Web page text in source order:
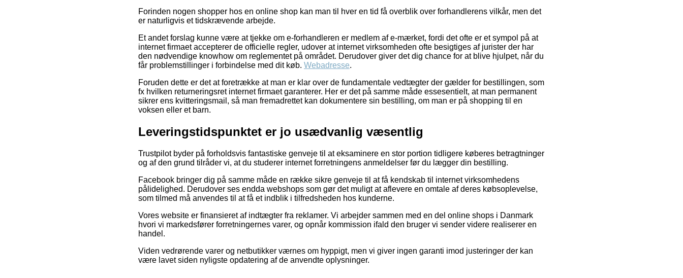
Forinden nogen shopper hos en online shop kan man til hver en tid få overblik over forhandlerens vilkår, men det
er naturligvis et tidskrævende arbejde.
Et andet forslag kunne være at tjekke om e-forhandleren er medlem af e-mærket, fordi det ofte er et sympol på at
internet firmaet accepterer de officielle regler, udover at internet virksomheden ofte besigtiges af jurister der har
den nødvendige knowhow om reglementet på området. Derudover giver det dig chance for at blive hjulpet, når du
får problemstillinger i forbindelse med dit køb. Webadresse.
Foruden dette er det at foretrække at man er klar over de fundamentale vedtægter der gælder for bestillingen, som
fx hvilken returneringsret internet firmaet garanterer. Her er det på samme måde essesentielt, at man permanent
sikrer ens kvitteringsmail, så man fremadrettet kan dokumentere sin bestilling, om man er på shopping til en
voksen eller et barn.
Leveringstidspunktet er jo usædvanlig væsentlig
Trustpilot byder på forholdsvis fantastiske genveje til at eksaminere en stor portion tidligere køberes betragtninger
og af den grund tilråder vi, at du studerer internet forretningens anmeldelser før du lægger din bestilling.
Facebook bringer dig på samme måde en række sikre genveje til at få kendskab til internet virksomhedens
pålidelighed. Derudover ses endda webshops som gør det muligt at aflevere en omtale af deres købsoplevelse,
som tilmed må anvendes til at få et indblik i tilfredsheden hos kunderne.
Vores website er finansieret af indtægter fra reklamer. Vi arbejder sammen med en del online shops i Danmark
hvori vi markedsfører forretningernes varer, og opnår kommission ifald den bruger vi sender videre realiserer en
handel.
Viden vedrørende varer og netbutikker værnes om hyppigt, men vi giver ingen garanti imod justeringer der kan
være lavet siden nyligste opdatering af de anvendte oplysninger.